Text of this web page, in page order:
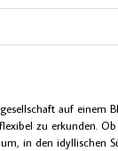
auf einem
zu erkunden.
in den idyllischen